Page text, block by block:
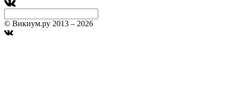
© Викиум.ру 2013 – 2026